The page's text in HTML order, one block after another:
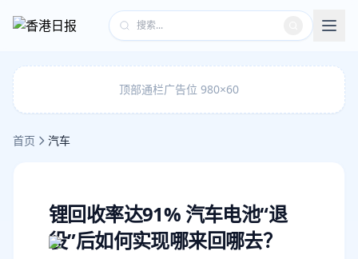
顶部通栏广告位 980×60
首页 汽车
锂回收率达91% 汽车电池“退
役”后如何实现哪来回哪去？